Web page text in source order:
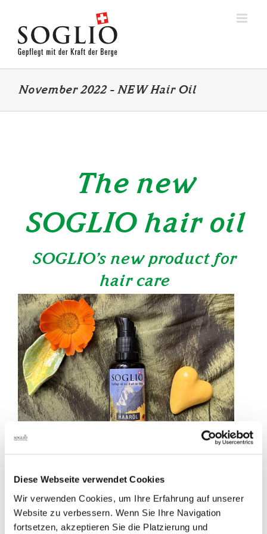
Diese Webseite verwendet Cookies
Wir verwenden Cookies, um Ihre Erfahrung auf unserer
Website zu verbessern. Wenn Sie Ihre Navigation
fortsetzen, akzeptieren Sie die Platzierung und
content
November 2022 – NEW Hair Oil
The new
SOGLIO hair oil
SOGLIO’s new product for
hair care
HAIR OIL